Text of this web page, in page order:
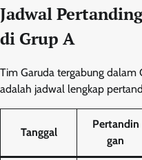
Jadwal
di Grup A
Tim Garuda tergabung dalam
adalah jadwal lengkap
Tanggal
Pertandin
gan